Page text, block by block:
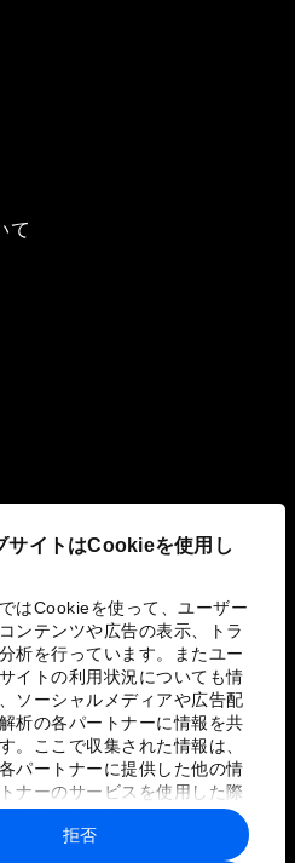
サイトはCookieを使用し
はCookieを使って、ユーザー
ンテンツや広告の表示、トラ
析を行っています。またユー
イトの利用状況についても情
ソーシャルメディアや広告配
析の各パートナーに情報を共
。ここで収集された情報は、
パートナーに提供した他の情
ナーのサービスを使用した際
情報と組み合わされ、各パー
て使用されることがありま
拒否
て
み
リシーと利用規約